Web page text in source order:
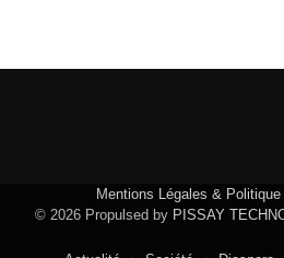
Mentions Légales &
© 2026 Propulsed by PISSAY